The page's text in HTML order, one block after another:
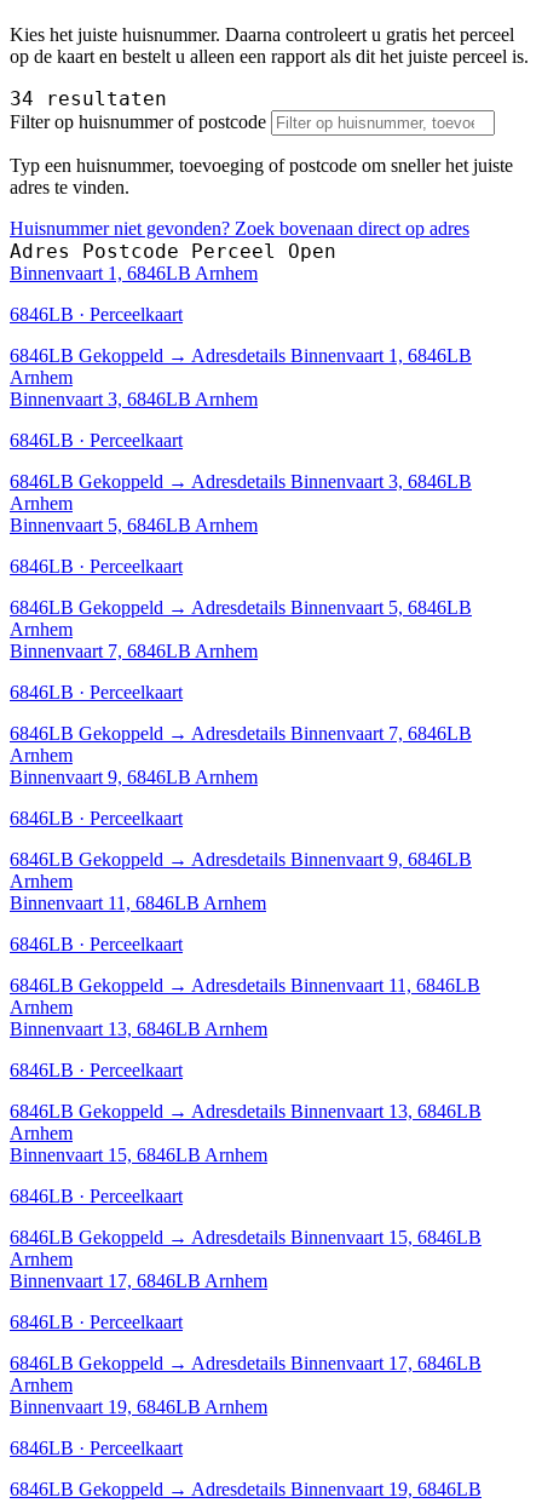
Kies het juiste huisnummer. Daarna controleert u gratis het perceel
op de kaart en bestelt u alleen een rapport als dit het juiste perceel is.
34 resultaten
Filter op huisnummer of postcode
Typ een huisnummer, toevoeging of postcode om sneller het juiste
adres te vinden.
Huisnummer niet gevonden? Zoek bovenaan direct op adres
Adres Postcode Perceel Open
Binnenvaart 1, 6846LB Arnhem
6846LB · Perceelkaart
6846LB Gekoppeld → Adresdetails Binnenvaart 1, 6846LB
Arnhem
Binnenvaart 3, 6846LB Arnhem
6846LB · Perceelkaart
6846LB Gekoppeld → Adresdetails Binnenvaart 3, 6846LB
Arnhem
Binnenvaart 5, 6846LB Arnhem
6846LB · Perceelkaart
6846LB Gekoppeld → Adresdetails Binnenvaart 5, 6846LB
Arnhem
Binnenvaart 7, 6846LB Arnhem
6846LB · Perceelkaart
6846LB Gekoppeld → Adresdetails Binnenvaart 7, 6846LB
Arnhem
Binnenvaart 9, 6846LB Arnhem
6846LB · Perceelkaart
6846LB Gekoppeld → Adresdetails Binnenvaart 9, 6846LB
Arnhem
Binnenvaart 11, 6846LB Arnhem
6846LB · Perceelkaart
6846LB Gekoppeld → Adresdetails Binnenvaart 11, 6846LB
Arnhem
Binnenvaart 13, 6846LB Arnhem
6846LB · Perceelkaart
6846LB Gekoppeld → Adresdetails Binnenvaart 13, 6846LB
Arnhem
Binnenvaart 15, 6846LB Arnhem
6846LB · Perceelkaart
6846LB Gekoppeld → Adresdetails Binnenvaart 15, 6846LB
Arnhem
Binnenvaart 17, 6846LB Arnhem
6846LB · Perceelkaart
6846LB Gekoppeld → Adresdetails Binnenvaart 17, 6846LB
Arnhem
Binnenvaart 19, 6846LB Arnhem
6846LB · Perceelkaart
6846LB Gekoppeld → Adresdetails Binnenvaart 19, 6846LB